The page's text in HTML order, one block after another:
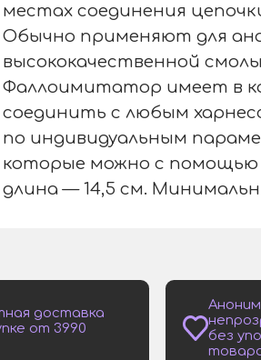
местах соединения
Обычно применяют для
высококачественной
Фаллоимитатор имеет в
соединить с любым
по индивидуальным
которые можно с помощью
длина — 14,5 см.
доставка
от 3990
без